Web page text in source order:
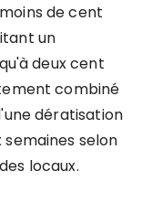
de cent
un
deux cent
combiné
dératisation
selon
locaux.